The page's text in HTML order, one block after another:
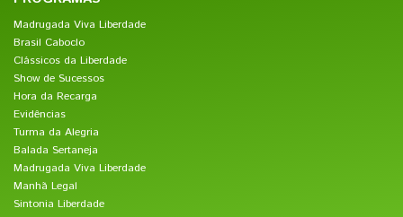
Madrugada Viva Liberdade
Brasil Caboclo
Clássicos da Liberdade
Show de Sucessos
Hora da Recarga
Evidências
Turma da Alegria
Balada Sertaneja
Madrugada Viva Liberdade
Manhã Legal
Sintonia Liberdade